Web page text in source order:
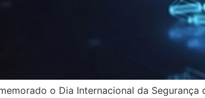
o Dia Internacional da Segurança